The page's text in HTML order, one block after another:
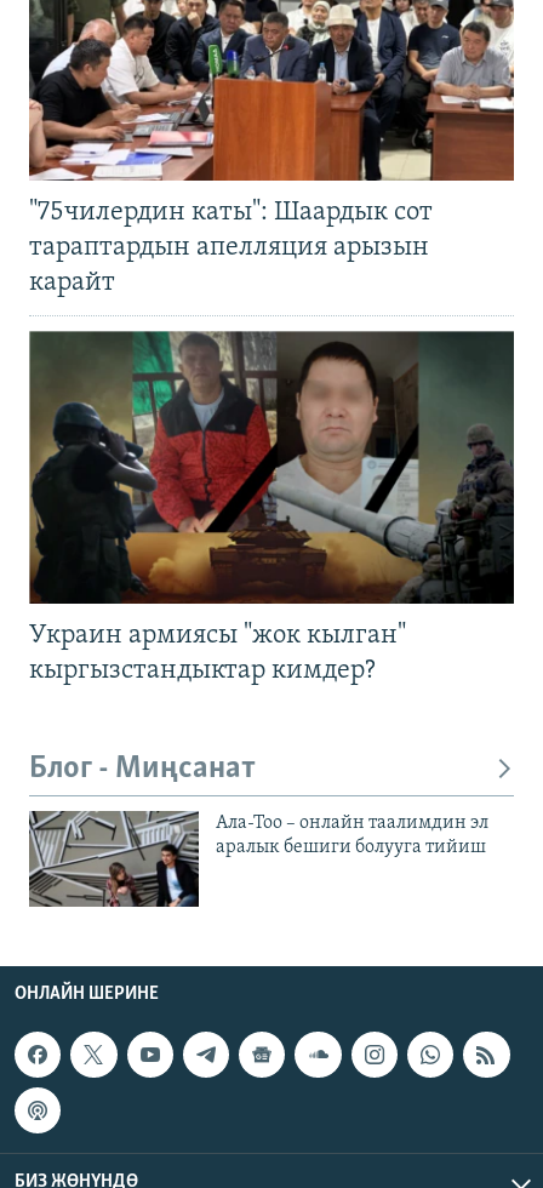
"75чилердин каты": Шаардык сот
тараптардын апелляция арызын
карайт
Украин армиясы "жок кылган"
кыргызстандыктар кимдер?
Блог - Миңсанат
Ала-Тоо – онлайн таалимдин эл
аралык бешиги болууга тийиш
ОНЛАЙН ШЕРИНЕ
БИЗ ЖӨНҮНДӨ